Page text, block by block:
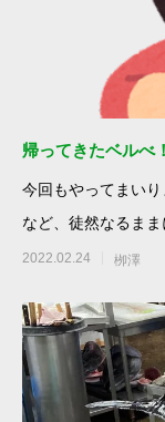
帰ってきたベルべ！
今回もやってまい
など、徒然なるま
コロナの影響があり
2022.02.24 栁澤